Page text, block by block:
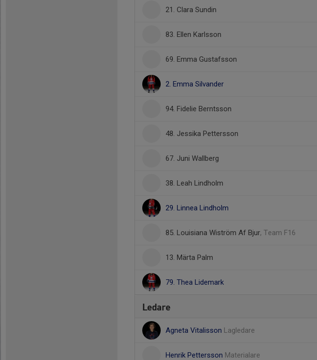
21. Clara Sundin
83. Ellen Karlsson
69. Emma Gustafsson
2. Emma Silvander
94. Fidelie Berntsson
48. Jessika Pettersson
67. Juni Wallberg
38. Leah Lindholm
29. Linnea Lindholm
85. Louisiana Wiström Af Bjur, Team F16
13. Märta Palm
79. Thea Lidemark
Ledare
Agneta Vitalisson Lagledare
Henrik Pettersson Materialare